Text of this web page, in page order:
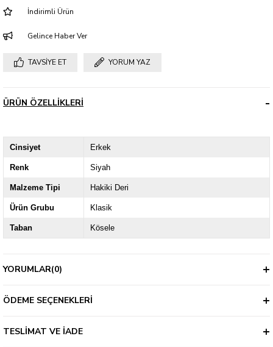
İndirimli Ürün
Gelince Haber Ver
TAVSIYE ET YORUM YAZ
ÜRÜN ÖZELLIKLERI
Cinsiyet Erkek
Renk Siyah
Malzeme Tipi Hakiki Deri
Ürün Grubu Klasik
Taban Kösele
YORUMLAR(0)
ÖDEME SEÇENEKLERI
TESLIMAT VE İADE